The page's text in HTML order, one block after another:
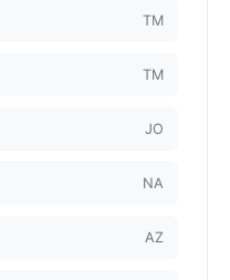
TM
TM
JO
NA
AZ